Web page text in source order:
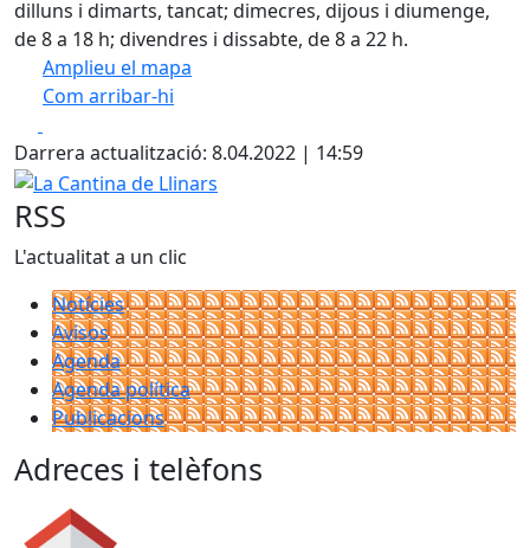
dilluns i dimarts, tancat; dimecres, dijous i diumenge,
de 8 a 18 h; divendres i dissabte, de 8 a 22 h.
Amplieu el mapa
Com arribar-hi
+
−
Darrera actualització: 8.04.2022 | 14:59
La Cantina de Llinars
RSS
L'actualitat a un clic
Notícies
Avisos
Agenda
Agenda política
Publicacions
Adreces i telèfons